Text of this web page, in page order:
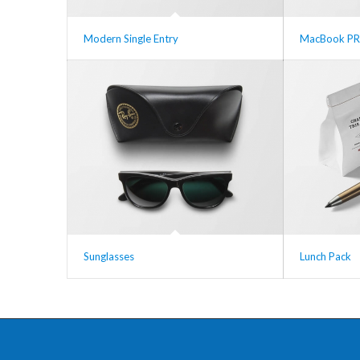
Modern Single Entry MacBook
Sunglasses Lunch Pack